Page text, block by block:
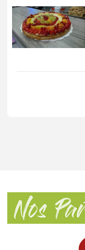
La part de tarte aux fruits
LA PETITE SUISSE
ST MARTIN VÉSUBIE